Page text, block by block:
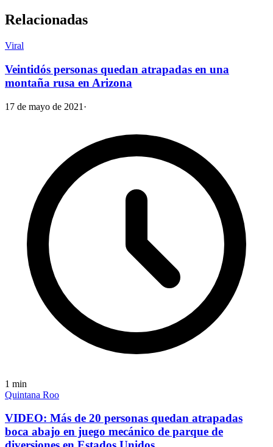
Relacionadas
Viral
Veintidós personas quedan atrapadas en una
montaña rusa en Arizona
17 de mayo de 2021 ·
1 min
Quintana Roo
VIDEO: Más de 20 personas quedan atrapadas
boca abajo en juego mecánico de parque de